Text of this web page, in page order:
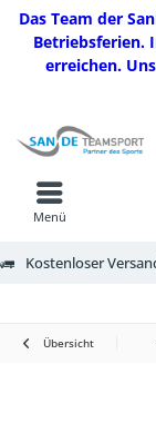
Das Team der
Betriebsferien.
erreichen.
Kostenloser
Menü
Übersicht